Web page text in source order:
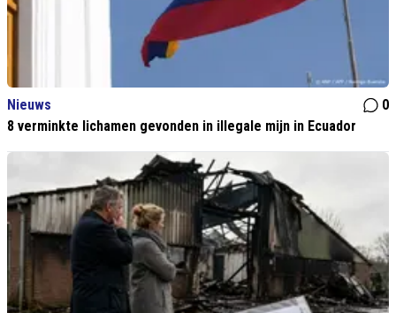
Nieuws
0
8 verminkte lichamen gevonden in illegale mijn in Ecuador